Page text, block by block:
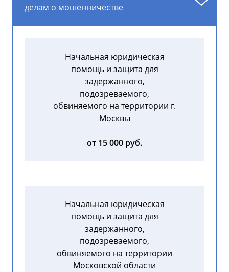
делам о мошенничестве
Начальная юридическая
помощь и защита для
задержанного,
подозреваемого,
обвиняемого на территории г.
Москвы
от 15 000 руб.
Начальная юридическая
помощь и защита для
задержанного,
подозреваемого,
обвиняемого на территории
Московской области